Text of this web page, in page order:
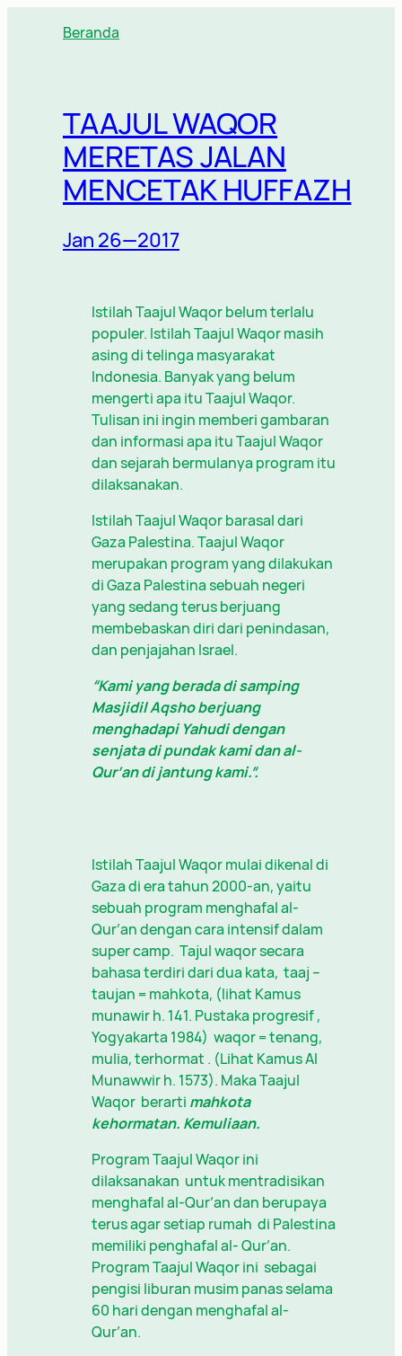
Beranda
TAAJUL WAQOR
MERETAS JALAN
MENCETAK HUFFAZH
Jan 26—2017
Istilah Taajul Waqor belum terlalu
populer. Istilah Taajul Waqor masih
asing di telinga masyarakat
Indonesia. Banyak yang belum
mengerti apa itu Taajul Waqor.
Tulisan ini ingin memberi gambaran
dan informasi apa itu Taajul Waqor
dan sejarah bermulanya program itu
dilaksanakan.
Istilah Taajul Waqor barasal dari
Gaza Palestina. Taajul Waqor
merupakan program yang dilakukan
di Gaza Palestina sebuah negeri
yang sedang terus berjuang
membebaskan diri dari penindasan,
dan penjajahan Israel.
“Kami yang berada di samping
Masjidil Aqsho berjuang
menghadapi Yahudi dengan
senjata di pundak kami dan al-
Qur’an di jantung kami.”.
Istilah Taajul Waqor mulai dikenal di
Gaza di era tahun 2000-an, yaitu
sebuah program menghafal al-
Qur’an dengan cara intensif dalam
super camp. Tajul waqor secara
bahasa terdiri dari dua kata, taaj –
taujan = mahkota, (lihat Kamus
munawir h. 141. Pustaka progresif ,
Yogyakarta 1984) waqor = tenang,
mulia, terhormat . (Lihat Kamus Al
Munawwir h. 1573). Maka Taajul
Waqor berarti mahkota
kehormatan. Kemuliaan.
Program Taajul Waqor ini
dilaksanakan untuk mentradisikan
menghafal al-Qur’an dan berupaya
terus agar setiap rumah di Palestina
memiliki penghafal al- Qur’an.
Program Taajul Waqor ini sebagai
pengisi liburan musim panas selama
60 hari dengan menghafal al-
Qur’an.